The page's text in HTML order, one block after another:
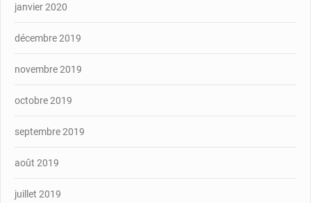
janvier 2020
décembre 2019
novembre 2019
octobre 2019
septembre 2019
août 2019
juillet 2019